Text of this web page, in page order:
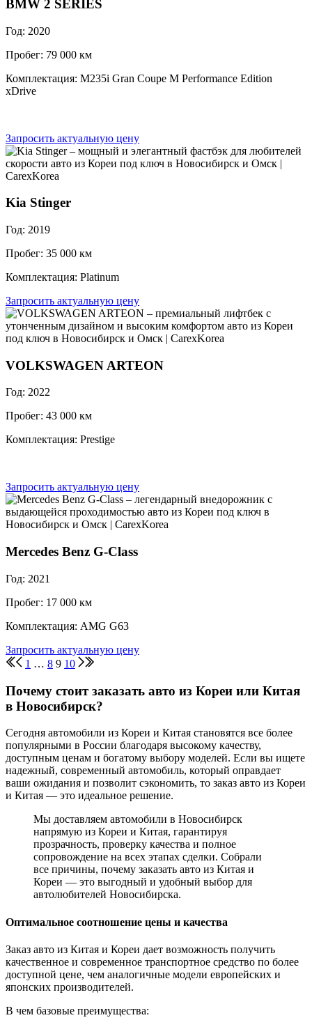
BMW 2 SERIES
Год: 2020
Пробег: 79 000 км
Комплектация: M235i Gran Coupe M Performance Edition
xDrive
Запросить актуальную цену
Kia Stinger
Год: 2019
Пробег: 35 000 км
Комплектация: Platinum
Запросить актуальную цену
VOLKSWAGEN ARTEON
Год: 2022
Пробег: 43 000 км
Комплектация: Prestige
Запросить актуальную цену
Mercedes Benz G-Class
Год: 2021
Пробег: 17 000 км
Комплектация: AMG G63
Запросить актуальную цену
1 … 8 9 10
Почему стоит заказать авто из Кореи или Китая
в Новосибирск?
Сегодня автомобили из Кореи и Китая становятся все более
популярными в России благодаря высокому качеству,
доступным ценам и богатому выбору моделей. Если вы ищете
надежный, современный автомобиль, который оправдает
ваши ожидания и позволит сэкономить, то заказ авто из Кореи
и Китая — это идеальное решение.
Мы доставляем автомобили в Новосибирск
напрямую из Кореи и Китая, гарантируя
прозрачность, проверку качества и полное
сопровождение на всех этапах сделки. Собрали
все причины, почему заказать авто из Китая и
Кореи — это выгодный и удобный выбор для
автолюбителей Новосибирска.
Оптимальное соотношение цены и качества
Заказ авто из Китая и Кореи дает возможность получить
качественное и современное транспортное средство по более
доступной цене, чем аналогичные модели европейских и
японских производителей.
В чем базовые преимущества: